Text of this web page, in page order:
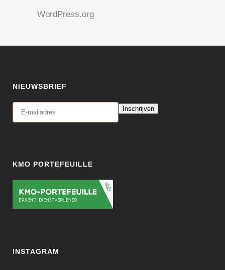
WordPress.org
NIEUWSBRIEF
Inschrijven
KMO PORTEFEUILLE
INSTAGRAM